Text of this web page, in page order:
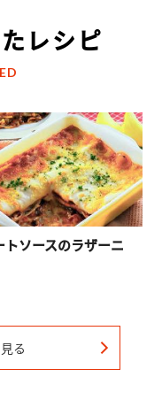
レシピ
トソースのラザーニ
る